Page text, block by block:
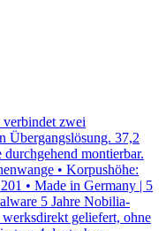
zwei
Übergangslösung. 37,2
montierbar.
• Korpushöhe:
• Made in Germany | 5
5 Jahre Nobilia-
geliefert, ohne